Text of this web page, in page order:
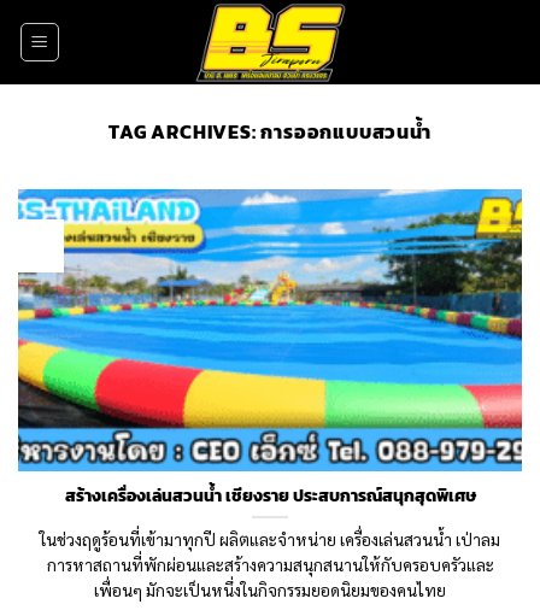
TAG ARCHIVES:การออกแบบสวนน้ำ
สร้างเครื่องเล่นสวนน้ำ เชียงราย ประสบการณ์สนุกสุดพิเศษ
ในช่วงฤดูร้อนที่เข้ามาทุกปี ผลิตและจำหน่าย เครื่องเล่นสวนน้ำ เป่าลม
การหาสถานที่พักผ่อนและสร้างความสนุกสนานให้กับครอบครัวและ
เพื่อนๆ มักจะเป็นหนึ่งในกิจกรรมยอดนิยมของคนไทย